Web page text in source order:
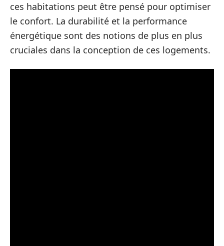
ces habitations peut être pensé pour optimiser
le confort. La durabilité et la performance
énergétique sont des notions de plus en plus
cruciales dans la conception de ces logements.